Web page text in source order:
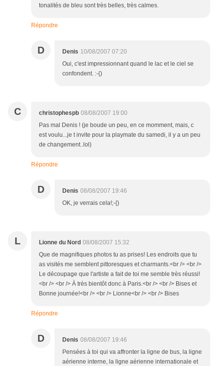
tonalités de bleu sont très belles, très calmes.
Répondre
D Denis 10/08/2007 07:20
Oui, c'est impressionnant quand le lac et le ciel se
confondent. :-{)
C christophespb 08/08/2007 19:00
Pas mal Denis ! (je boude un peu, en ce momment, mais, c
est voulu...je t invite pour la playmate du samedi, il y a un peu
de changement..lol)
Répondre
D Denis 08/08/2007 19:46
OK, je verrais cela!;-{)
L Lionne du Nord 08/08/2007 15:32
Que de magnifiques photos tu as prises! Les endroits que tu
as visités me semblent pittoresques et charmants.<br /> <br />
Le découpage que l'artiste a fait de toi me semble très réussi!
<br /> <br /> À très bientôt donc à Paris.<br /> <br /> Bises et
Bonne journée!<br /> <br /> Lionne<br /> <br /> Bises
Répondre
D Denis 08/08/2007 19:46
Pensées à toi qui va affronter la ligne de bus, la ligne
aérienne interne, la ligne aérienne internationale et